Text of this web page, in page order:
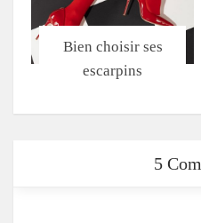
Bien choisir ses
escarpins
5